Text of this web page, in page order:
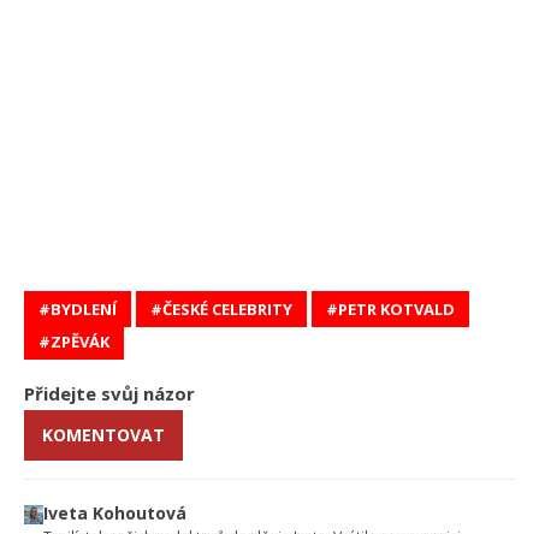
BYDLENÍ ČESKÉ CELEBRITY
PETR KOTVALD
ZPĚVÁK
Přidejte svůj názor
KOMENTOVAT
Iveta Kohoutová